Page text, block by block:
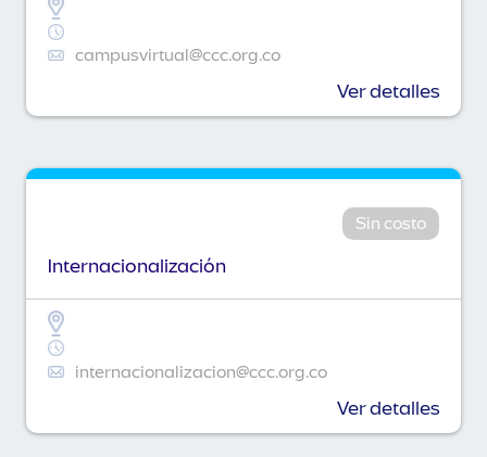
campusvirtual@ccc.org.co
Ver detalles
Sin costo
Internacionalización
internacionalizacion@ccc.org.co
Ver detalles